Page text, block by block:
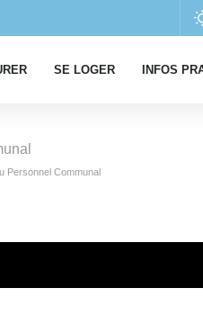
SE LOGER INFOS
Personnel Communal